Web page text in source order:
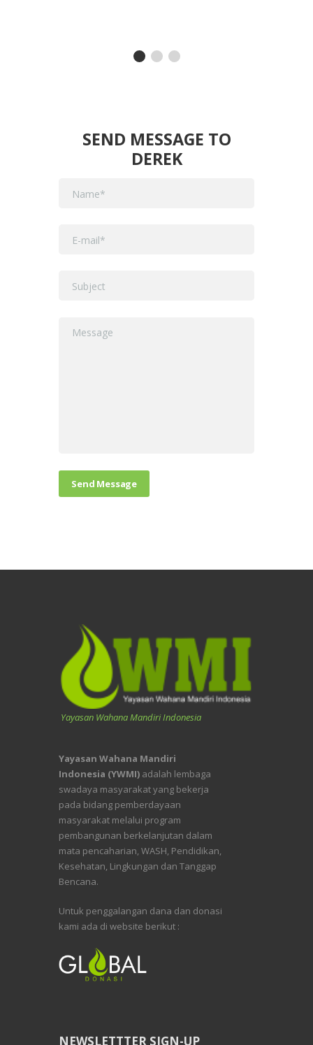
SEND MESSAGE TO
DEREK
Yayasan Wahana Mandiri Indonesia
Yayasan Wahana Mandiri
Indonesia (YWMI) adalah lembaga
swadaya masyarakat yang bekerja
pada bidang pemberdayaan
masyarakat melalui program
pembangunan berkelanjutan dalam
mata pencaharian, WASH, Pendidikan,
Kesehatan, Lingkungan dan Tanggap
Bencana.
Untuk penggalangan dana dan donasi
kami ada di website berikut :
NEWSLETTTER SIGN-UP